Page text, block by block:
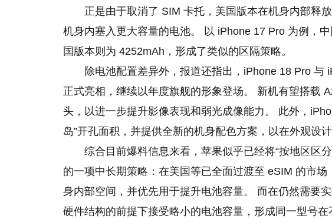
正是由于取消了 SIM 卡托，美国版本在机身内部释
机身内塞入更大容量的电池。 以 iPhone 17 Pro 为例，
国版本则为 4252mAh，形成了类似的区隔策略。
除电池配置差异外，报道还指出，iPhone 18 Pro 与
正式亮相，继续以年度旗舰的形象登场。 新机有望搭载
头，以进一步提升影像表现和弱光成像能力。 此外，
岛”开孔面积，并提供全新的机身配色方案，以在外观设
综合目前爆料信息来看，苹果似乎已经将“按地区区
的一项中长期策略：在美国等已全面过渡至 eSIM 的市
身内部空间，并优先用于提升电池容量。 而在仍然需要
硬件结构的前提下接受略小的电池容量，形成同一型号在